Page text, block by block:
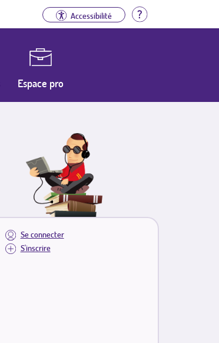
Accessibilité Aide
Espace pro
Se connecter
S'inscrire